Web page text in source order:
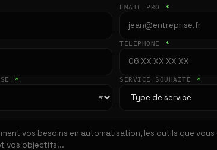
EMAIL PRO *
TÉLÉPHONE *
* SERVICE SOUHAITÉ *